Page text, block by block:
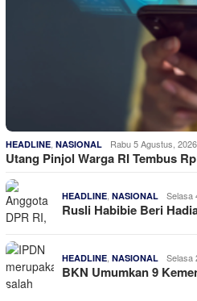
HEADLINE NASIONAL Rabu 5 Agustus, 2026
Utang Pinjol Warga RI Tembus
HEADLINE NASIONAL Selasa
Rusli Habibie Beri
HEADLINE NASIONAL Selasa
BKN Umumkan 9